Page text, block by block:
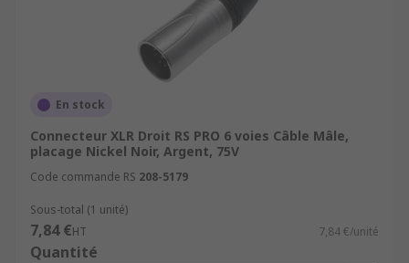
En stock
Connecteur XLR Droit RS PRO 6 voies Câble Mâle,
placage Nickel Noir, Argent, 75V
Code commande RS 208-5179
Sous-total (1 unité)
7,84 €HT 7,84 €/unité
Quantité